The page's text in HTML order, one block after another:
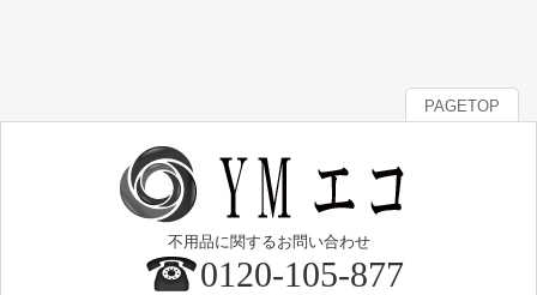
PAGETOP
不用品に関するお問い合わせ
0120-105-877